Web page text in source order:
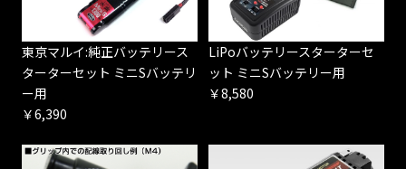
東京マルイ:純正バッテリース
ターターセット ミニSバッテリ
ー用
￥6,390
LiPoバッテリースターターセ
ット ミニSバッテリー用
￥8,580